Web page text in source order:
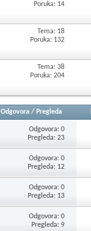
Poruka: 14
Tema: 18
Poruka: 132
Tema: 38
Poruka: 204
Odgovora / Pregleda
Odgovora: 0
Pregleda: 23
Odgovora: 0
Pregleda: 12
Odgovora: 0
Pregleda: 13
Odgovora: 0
Pregleda: 9